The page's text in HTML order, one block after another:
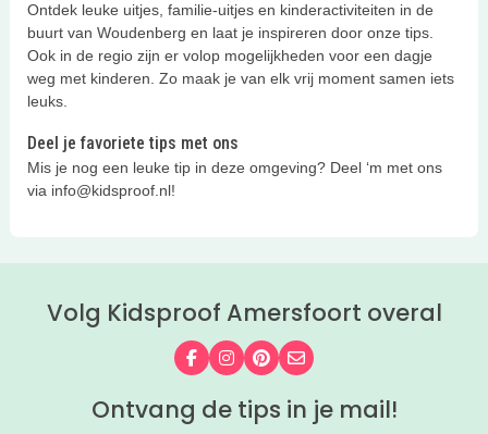
Ontdek leuke uitjes, familie-uitjes en kinderactiviteiten in de
buurt van Woudenberg en laat je inspireren door onze tips.
Ook in de regio zijn er volop mogelijkheden voor een dagje
weg met kinderen. Zo maak je van elk vrij moment samen iets
leuks.
Deel je favoriete tips met ons
Mis je nog een leuke tip in deze omgeving? Deel ‘m met ons
via info@kidsproof.nl!
Volg Kidsproof Amersfoort overal
Volg ons op Facebook
Volg ons op Instagram
Volg ons op Pinterest
Mail ons
Ontvang de tips in je mail!